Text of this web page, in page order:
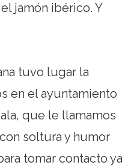
jamón ibérico. Y
tuvo lugar la
en el ayuntamiento
que le llamamos
soltura y humor
tomar contacto ya